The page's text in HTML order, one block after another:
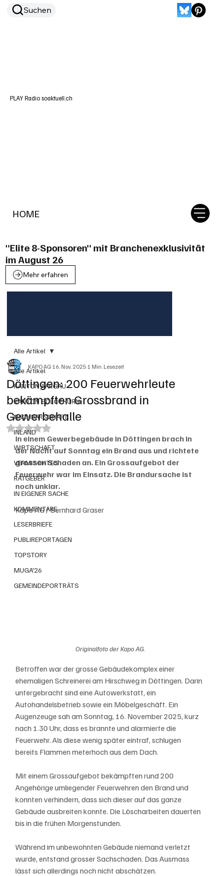
HOME
Suchen
PLAY Radio soaktuell.ch
"Elite 8-Sponsoren" mit Branchenexklusivität
im August 26
Mehr erfahren
Alle Artikel
KANTON AARGAU
KANTON SOLOTHURN
NACHBARSCHAFT
INLAND
WIRTSCHAFT
VERMISCHTES
RATGEBER
IN EIGENER SACHE
KOMMENTARE
LESERBRIEFE
PUBLIREPORTAGEN
TOPSTORY
MUGA'26
GEMEINDEPORTRÄTS
Alle Artikel
Döttingen: 200 Feuerwehrleute
bekämpften Grossbrand in
Gewerbehalle
KAPO AG16. Nov. 20251 Min. Lesezeit
Mit NaN von 5 Sternen bewertet.
In einem Gewerbegebäude in Döttingen brach in
der Nacht auf Sonntag ein Brand aus und richtete
grossen Schaden an. Ein Grossaufgebot der
Feuerwehr war im Einsatz. Die Brandursache ist
noch unklar.
Kapo AG / Bernhard Graser
Originalfoto der Kapo AG.
Betroffen war der grosse Gebäudekomplex einer
ehemaligen Schreinerei am Hirschweg in Döttingen. Darin
untergebracht sind eine Autowerkstatt, ein
Autohandelsbetrieb sowie ein Möbelgeschäft. Ein
Augenzeuge sah am Sonntag, 16. November 2025, kurz
nach 1.30 Uhr, dass es brannte und alarmierte die
Feuerwehr. Als diese wenig später eintraf, schlugen
bereits Flammen meterhoch aus dem Dach.
Mit einem Grossaufgebot bekämpften rund 200
Angehörige umliegender Feuerwehren den Brand und
konnten verhindern, dass sich dieser auf das ganze
Gebäude ausbreiten konnte. Die Löscharbeiten dauerten
bis in die frühen Morgenstunden.
Während im unbewohnten Gebäude niemand verletzt
wurde, entstand grosser Sachschaden. Das Ausmass
lässt sich allerdings noch nicht abschätzen.